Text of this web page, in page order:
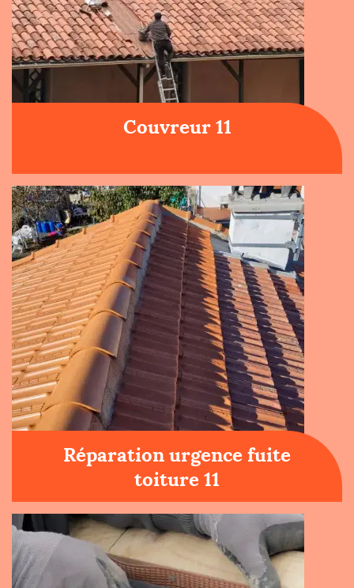
Couvreur 11
Réparation urgence fuite
toiture 11